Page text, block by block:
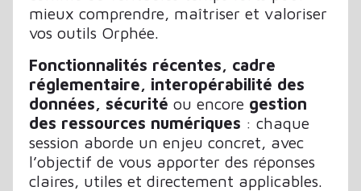
mieux comprendre, maîtriser et valoriser
vos outils Orphée.
Fonctionnalités récentes, cadre
réglementaire, interopérabilité des
données, sécurité ou encore gestion
des ressources numériques : chaque
session aborde un enjeu concret, avec
l’objectif de vous apporter des réponses
claires, utiles et directement applicables.